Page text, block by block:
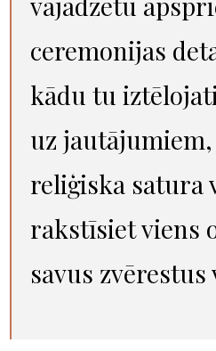
ceremonijas
kādu tu
uz
reliģiska satura
rakstīsiet viens
savus